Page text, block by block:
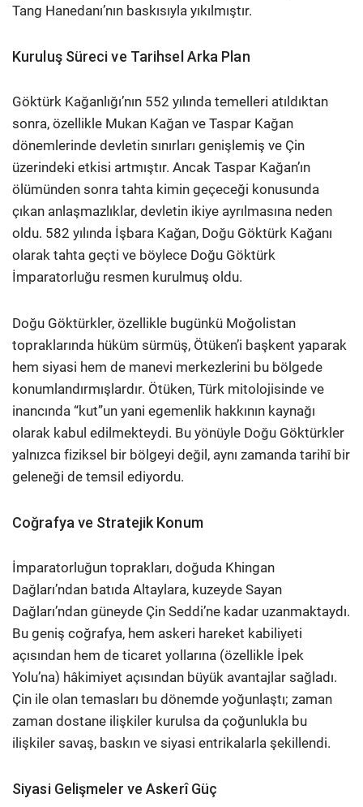
Tang Hanedanı’nın baskısıyla yıkılmıştır.
Kuruluş Süreci ve Tarihsel Arka Plan
Göktürk Kağanlığı’nın 552 yılında temelleri atıldıktan
sonra, özellikle Mukan Kağan ve Taspar Kağan
dönemlerinde devletin sınırları genişlemiş ve Çin
üzerindeki etkisi artmıştır. Ancak Taspar Kağan’ın
ölümünden sonra tahta kimin geçeceği konusunda
çıkan anlaşmazlıklar, devletin ikiye ayrılmasına neden
oldu. 582 yılında İşbara Kağan, Doğu Göktürk Kağanı
olarak tahta geçti ve böylece Doğu Göktürk
İmparatorluğu resmen kurulmuş oldu.
Doğu Göktürkler, özellikle bugünkü Moğolistan
topraklarında hüküm sürmüş, Ötüken’i başkent yaparak
hem siyasi hem de manevi merkezlerini bu bölgede
konumlandırmışlardır. Ötüken, Türk mitolojisinde ve
inancında “kut”un yani egemenlik hakkının kaynağı
olarak kabul edilmekteydi. Bu yönüyle Doğu Göktürkler
yalnızca fiziksel bir bölgeyi değil, aynı zamanda tarihî bir
geleneği de temsil ediyordu.
Coğrafya ve Stratejik Konum
İmparatorluğun toprakları, doğuda Khingan
Dağları’ndan batıda Altaylara, kuzeyde Sayan
Dağları’ndan güneyde Çin Seddi’ne kadar uzanmaktaydı.
Bu geniş coğrafya, hem askeri hareket kabiliyeti
açısından hem de ticaret yollarına (özellikle İpek
Yolu’na) hâkimiyet açısından büyük avantajlar sağladı.
Çin ile olan temasları bu dönemde yoğunlaştı; zaman
zaman dostane ilişkiler kurulsa da çoğunlukla bu
ilişkiler savaş, baskın ve siyasi entrikalarla şekillendi.
Siyasi Gelişmeler ve Askerî Güç